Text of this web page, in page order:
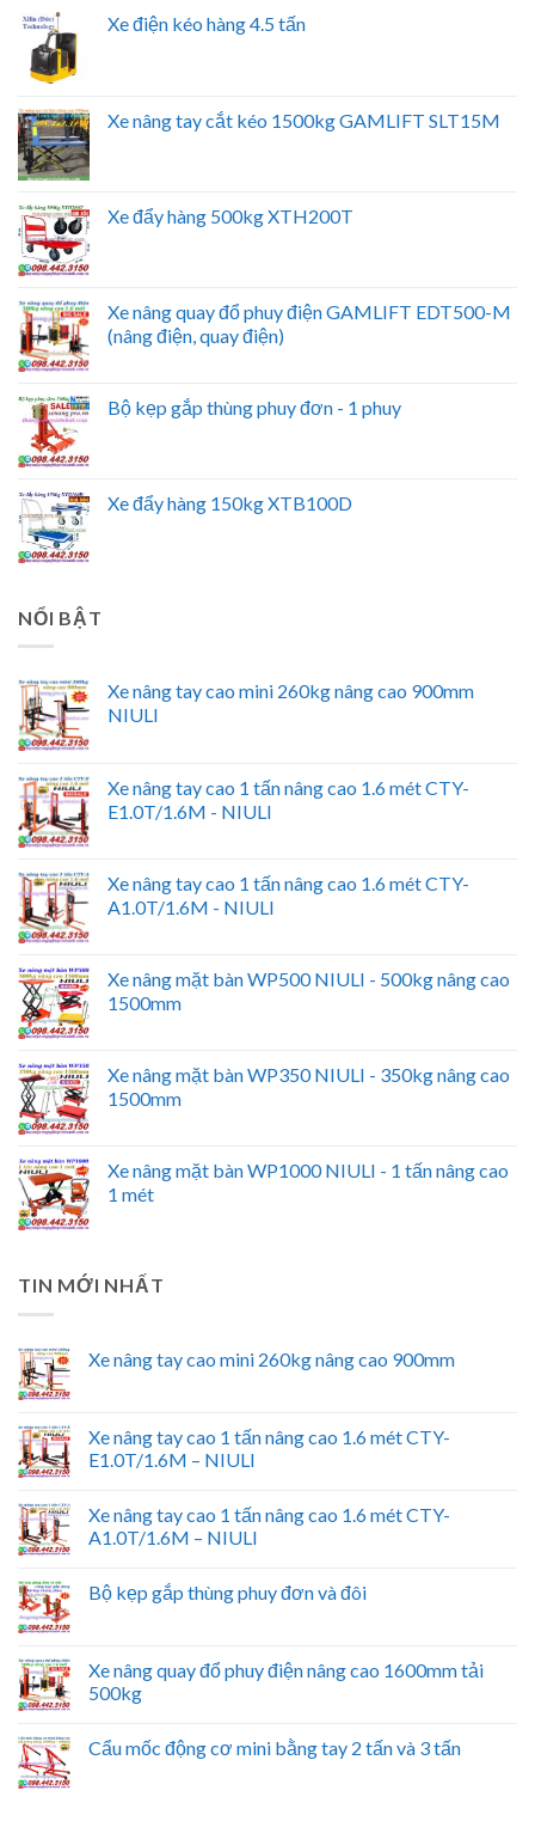
Xe điện kéo hàng 4.5 tấn
Xe nâng tay cắt kéo 1500kg GAMLIFT SLT15M
Xe đẩy hàng 500kg XTH200T
Xe nâng quay đổ phuy điện GAMLIFT EDT500-M
(nâng điện, quay điện)
Bộ kẹp gắp thùng phuy đơn - 1 phuy
Xe đẩy hàng 150kg XTB100D
NỔI BẬT
Xe nâng tay cao mini 260kg nâng cao 900mm
NIULI
Xe nâng tay cao 1 tấn nâng cao 1.6 mét CTY-
E1.0T/1.6M - NIULI
Xe nâng tay cao 1 tấn nâng cao 1.6 mét CTY-
A1.0T/1.6M - NIULI
Xe nâng mặt bàn WP500 NIULI - 500kg nâng cao
1500mm
Xe nâng mặt bàn WP350 NIULI - 350kg nâng cao
1500mm
Xe nâng mặt bàn WP1000 NIULI - 1 tấn nâng cao
1 mét
TIN MỚI NHẤT
Xe nâng tay cao mini 260kg nâng cao 900mm
Xe nâng tay cao 1 tấn nâng cao 1.6 mét CTY-
E1.0T/1.6M – NIULI
Xe nâng tay cao 1 tấn nâng cao 1.6 mét CTY-
A1.0T/1.6M – NIULI
Bộ kẹp gắp thùng phuy đơn và đôi
Xe nâng quay đổ phuy điện nâng cao 1600mm tải
500kg
Cẩu mốc động cơ mini bằng tay 2 tấn và 3 tấn